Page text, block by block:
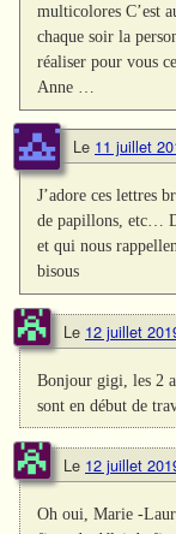
multicolores C’est
chaque soir la
réaliser pour vous
Anne …
Le 11 juillet
J’adore ces lettres
de papillons, etc…
et qui nous
bisous
Le 12 juillet
Bonjour gigi, les 2
sont en début de
Le 12 juillet
Oh oui, Marie -